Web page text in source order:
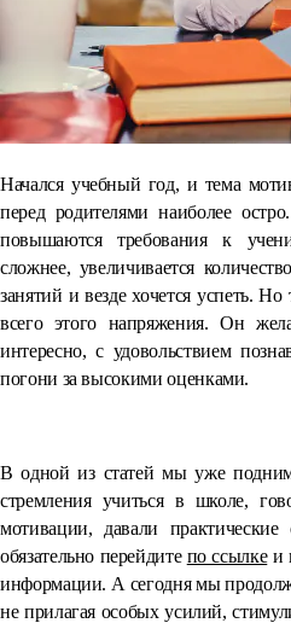
Начался учебный год, и тема
перед родителями наиболее
повышаются требования к
сложнее, увеличивается
занятий и везде хочется успеть. Но
всего этого напряжения. Он
интересно, с удовольствием
погони за высокими оценками.
В одной из статей мы уже
стремления учиться в школе,
мотивации, давали
обязательно перейдите по ссылкеи
информации. А сегодня мы
не прилагая особых усилий,